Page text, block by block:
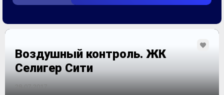
Воздушный контроль. ЖК
Селигер Сити